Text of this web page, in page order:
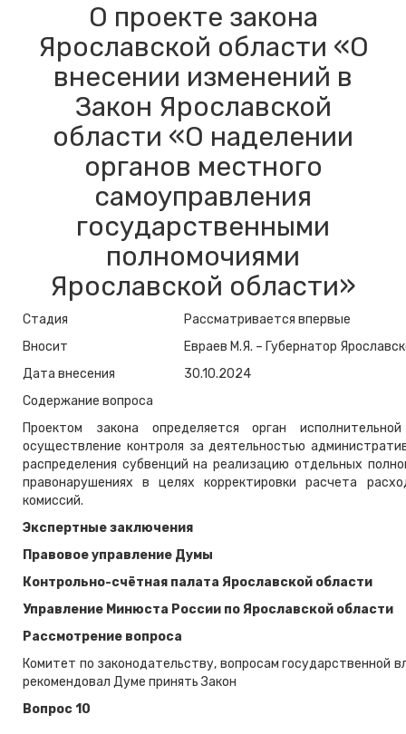
О проекте закона
Ярославской области «О
внесении изменений в
Закон Ярославской
области «О наделении
органов местного
самоуправления
государственными
полномочиями
Ярославской области»
Стадия
Рассматривается впервые
Вносит
Евраев М.Я. – Губернатор
Дата внесения
30.10.2024
Содержание вопроса
Проектом закона определяется орган
осуществление контроля за деятельностью
распределения субвенций на реализацию отдельных
правонарушениях в целях корректировки расчета
комиссий.
Экспертные заключения
Правовое управление Думы
Контрольно-счётная палата Ярославской области
Управление Минюста России по Ярославской области
Рассмотрение вопроса
Комитет по законодательству, вопросам государственной
рекомендовал Думе принять Закон
Вопрос 10